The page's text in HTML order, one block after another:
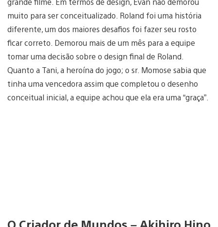
muito para ser conceitualizado. Roland foi uma história
diferente, um dos maiores desafios foi fazer seu rosto
ficar correto. Demorou mais de um mês para a equipe
tomar uma decisão sobre o design final de Roland.
Quanto a Tani, a heroína do jogo; o sr. Momose sabia que
tinha uma vencedora assim que completou o desenho
conceitual inicial, a equipe achou que ela era uma “graça”.